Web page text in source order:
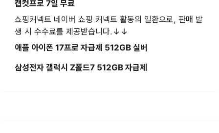
캡컷프로 7일 무료
쇼핑커넥트 네이버 쇼핑 커넥트 활동의 일환으로, 판매 발
생 시 수수료를 제공받습니다.↓↓
애플 아이폰 17프로 자급제 512GB 실버
삼성전자 갤럭시 Z폴드7 512GB 자급제